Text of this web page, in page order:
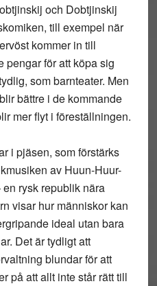
och Dobtjinskij
till exempel när
kommer in till
pengar för att köpa sig
som barnteater. Men
bättre i de kommande
mer flyt i föreställningen.
i pjäsen, som förstärks
av Huun-Huur-
rysk republik nära
visar hur människor kan
ideal utan bara
Det är tydligt att
blundar för att
på att allt inte står rätt till